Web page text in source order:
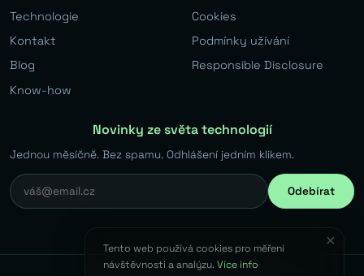
Technologie
Kontakt
Blog
Know-how
Cookies
Podmínky užívání
Responsible Disclosure
Novinky ze světa technologií
Jednou měsíčně. Bez spamu. Odhlášení jedním klikem.
Odebírat
✕
Tento web používá cookies pro měření
návštěvnosti a analýzu.Více info